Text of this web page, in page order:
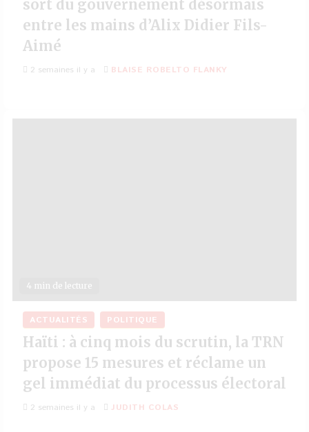
sort du gouvernement désormais
entre les mains d’Alix Didier Fils-
Aimé
2 semaines il y a BLAISE ROBELTO FLANKY
4 min de lecture
ACTUALITÉS POLITIQUE
Haïti : à cinq mois du scrutin, la TRN
propose 15 mesures et réclame un
gel immédiat du processus électoral
2 semaines il y a JUDITH COLAS